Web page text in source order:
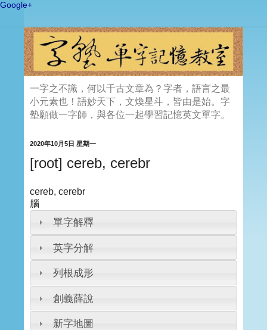
Google+
一字之不識，何以千古文章為？字者，語言之最
小元素也！語妙天下，文煥星斗，皆由是始。字
塾願做一字師，與各位一起學習記憶英文單字。
2020年10月5日 星期一
[root] cereb, cerebr
cereb, cerebr
腦
單字解釋
英字分解
列根成形
創義薛說
新字地圖